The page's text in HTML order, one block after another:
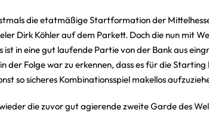
die etatmäßige Startformation der
Dirk Köhler auf dem Parkett. Doch die nun mit
ist in eine gut laufende Partie von der Bank aus
der Folge war zu erkennen, dass es für die
so sicheres Kombinationsspiel makellos
die zuvor gut agierende zweite Garde des